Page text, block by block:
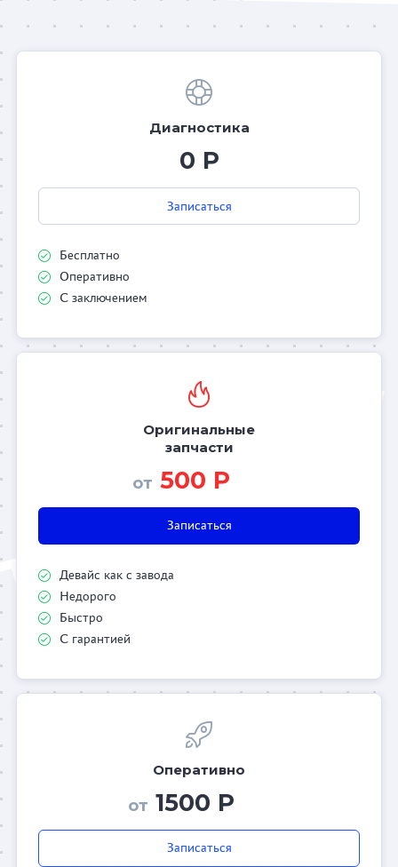
Диагностика
0 Р
Записаться
Бесплатно
Оперативно
С заключением
Оригинальные
запчасти
от 500 Р
Записаться
Девайс как с завода
Недорого
Быстро
С гарантией
Оперативно
от 1500 Р
Записаться